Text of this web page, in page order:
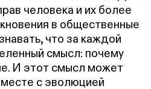
человека и их более
в общественные
что за каждой
смысл: почему
И этот смысл может
с эволюцией